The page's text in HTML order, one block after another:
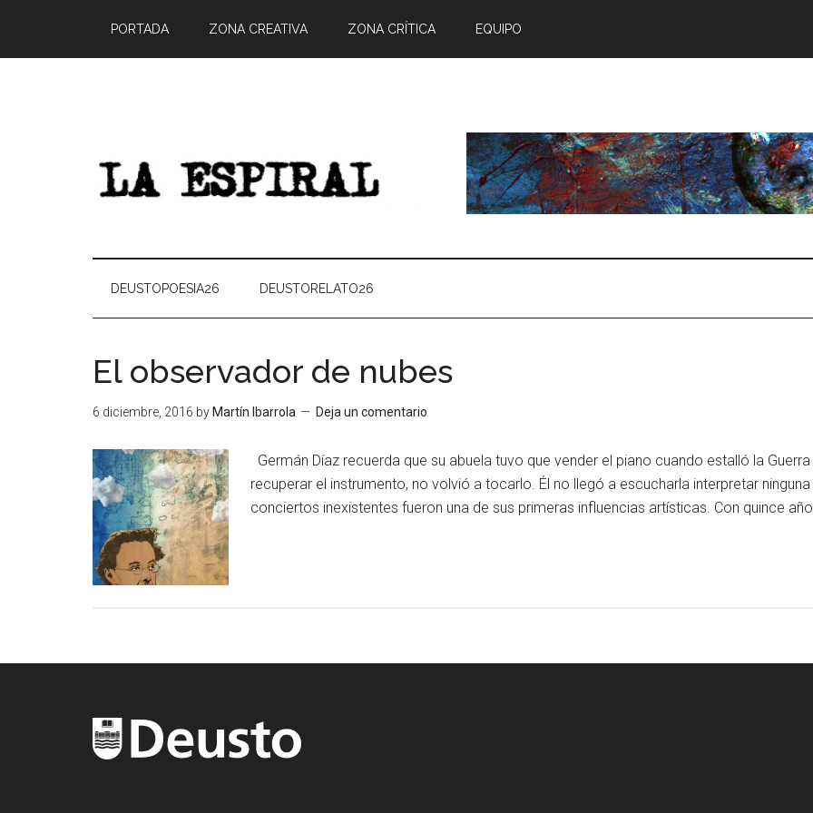
PORTADA ZONA CREATIVA ZONA CRÍTICA EQUIPO
DEUSTOPOESIA26 DEUSTORELATO26
El observador de nubes
6 diciembre, 2016 by Martín Ibarrola Deja un comentario
Germán Díaz recuerda que su abuela tuvo que vender el piano cuando estalló la
recuperar el instrumento, no volvió a tocarlo. Él no llegó a escucharla interpretar
conciertos inexistentes fueron una de sus primeras influencias artísticas. Con quince